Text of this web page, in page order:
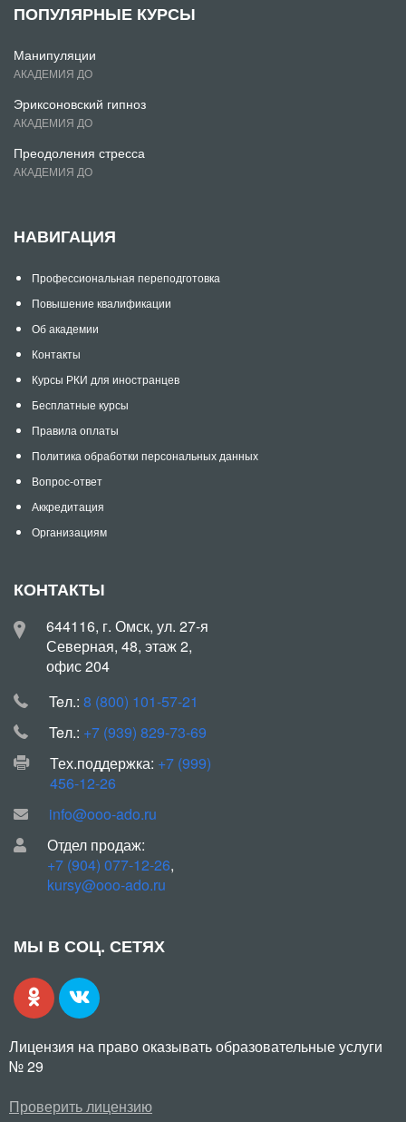
ПОПУЛЯРНЫЕ КУРСЫ
Манипуляции
АКАДЕМИЯ ДО
Эриксоновский гипноз
АКАДЕМИЯ ДО
Преодоления стресса
АКАДЕМИЯ ДО
НАВИГАЦИЯ
Профессиональная переподготовка
Повышение квалификации
Об академии
Контакты
Курсы РКИ для иностранцев
Бесплатные курсы
Правила оплаты
Политика обработки персональных данных
Вопрос-ответ
Аккредитация
Организациям
КОНТАКТЫ
644116, г. Омск, ул. 27-я
Северная, 48, этаж 2,
офис 204
Teл.: 8 (800) 101-57-21
Teл.: +7 (939) 829-73-69
Тех.поддержка: +7 (999)
456-12-26
info@ooo-ado.ru
Отдел продаж:
+7 (904) 077-12-26,
kursy@ooo-ado.ru
МЫ В СОЦ. СЕТЯХ
Лицензия на право оказывать образовательные услуги
№ 29
Проверить лицензию